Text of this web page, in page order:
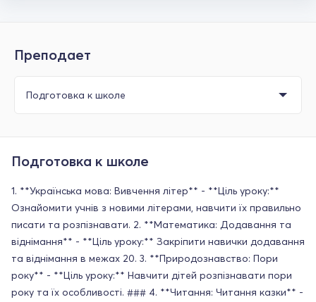
Преподает
Подготовка к школе
1. **Українська мова: Вивчення літер** - **Ціль уроку:**
Ознайомити учнів з новими літерами, навчити їх правильно
писати та розпізнавати. 2. **Математика: Додавання та
віднімання** - **Ціль уроку:** Закріпити навички додавання
та віднімання в межах 20. 3. **Природознавство: Пори
року** - **Ціль уроку:** Навчити дітей розпізнавати пори
року та їх особливості. ### 4. **Читання: Читання казки** -